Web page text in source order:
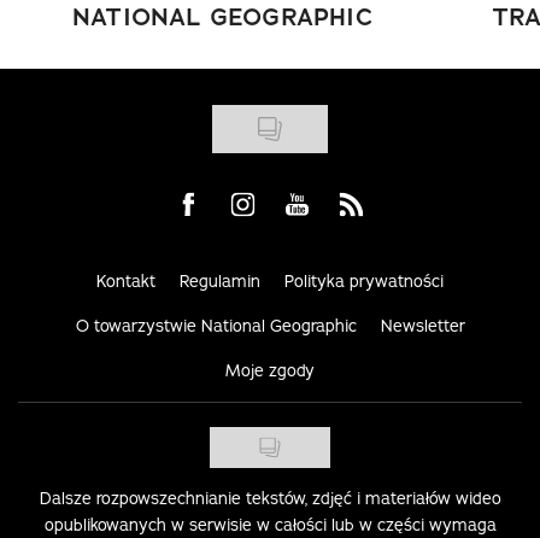
NATIONAL GEOGRAPHIC
Visit us on Facebook
Visit us on Instagram
Visit us on Youtube
Visit us on Rss
Kontakt Regulamin Polityka prywatności
O towarzystwie National Geographic Newsletter
Moje zgody
Dalsze rozpowszechnianie tekstów, zdjęć i materiałów wideo
opublikowanych w serwisie w całości lub w części wymaga